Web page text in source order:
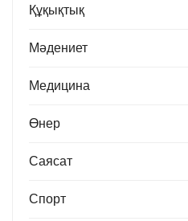
Құқықтық
Мәдениет
Медицина
Өнер
Саясат
Спорт